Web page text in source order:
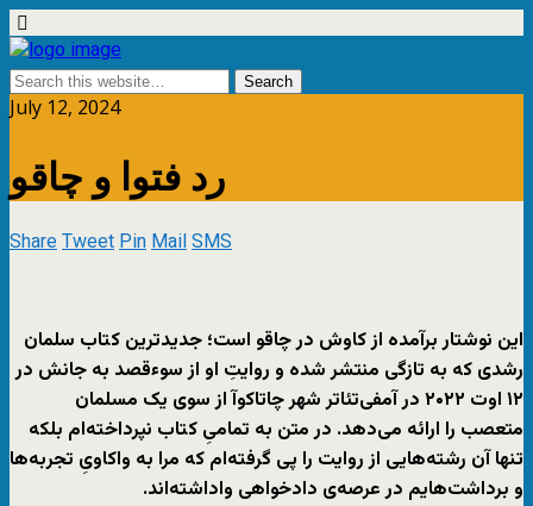
July 12, 2024
رد فتوا و چاقو
ShareTweetPinMailSMS
این نوشتار برآمده از کاوش در چاقو است؛ جدیدترین کتاب سلمان
رشدی که به تازگی منتشر شده و روایتِ او از سوءقصد به جانش در
۱۲ اوت ۲۰۲۲ در آمفی‌تئاتر شهر چاتاکوآ از سوی یک مسلمان
متعصب را ارائه می‌دهد. در متن به تمامیِ کتاب نپرداخته‌ام بلکه
تنها آن رشته‌هایی از روایت را پی گرفته‌ام که مرا به واکاویِ تجربه‌ها
و برداشت‌هایم در عرصه‌ی دادخواهی واداشته‌اند.